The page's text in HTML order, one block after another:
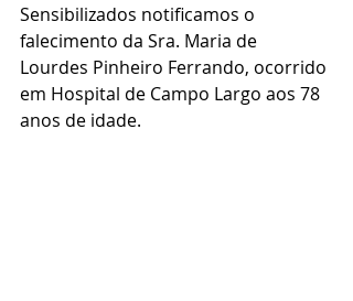
Sensibilizados notificamos o
falecimento da Sra. Maria de
Lourdes Pinheiro Ferrando, ocorrido
em Hospital de Campo Largo aos 78
anos de idade.